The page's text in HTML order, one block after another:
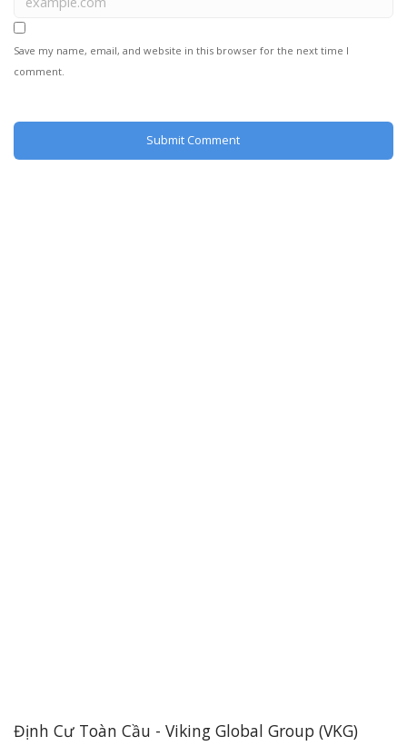
Save my name, email, and website in this browser for the next time I
comment.
Định Cư Toàn Cầu - Viking Global Group (VKG)